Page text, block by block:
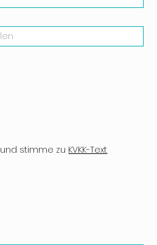
stimme zu KVKK-Text